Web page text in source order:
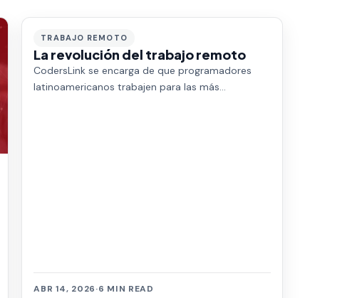
TRABAJO REMOTO
La revolución del trabajo remoto
CodersLink se encarga de que programadores
latinoamericanos trabajen para las más
ABR 14, 2026·6 MIN READ